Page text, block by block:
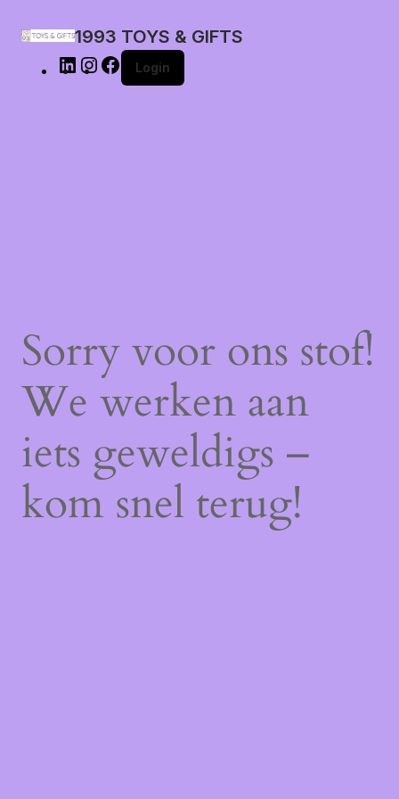
1993 TOYS & GIFTS
Login
Sorry voor ons stof!
We werken aan
iets geweldigs –
kom snel terug!